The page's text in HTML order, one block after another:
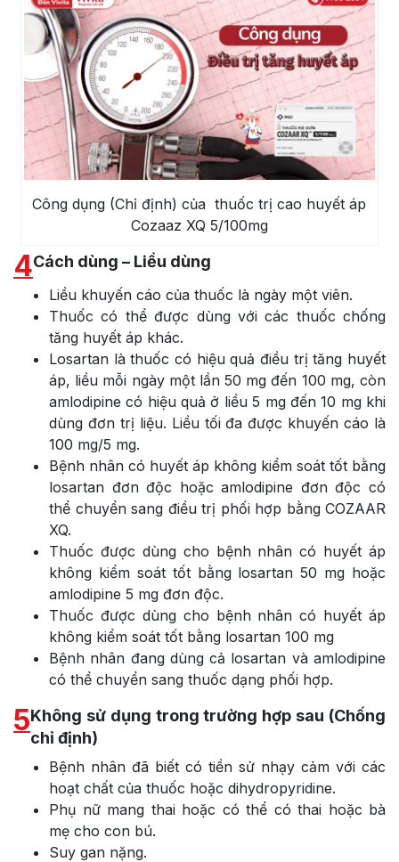
Công dụng (Chỉ định) của thuốc trị cao huyết áp
Cozaaz XQ 5/100mg
4Cách dùng – Liều dùng
Liều khuyến cáo của thuốc là ngày một viên.
Thuốc có thể được dùng với các thuốc chống
tăng huyết áp khác.
Losartan là thuốc có hiệu quả điều trị tăng huyết
áp, liều mỗi ngày một lần 50 mg đến 100 mg, còn
amlodipine có hiệu quả ở liều 5 mg đến 10 mg khi
dùng đơn trị liệu. Liều tối đa được khuyến cáo là
100 mg/5 mg.
Bệnh nhân có huyết áp không kiểm soát tốt bằng
losartan đơn độc hoặc amlodipine đơn độc có
thể chuyển sang điều trị phối hợp bằng COZAAR
XQ.
Thuốc được dùng cho bệnh nhân có huyết áp
không kiểm soát tốt bằng losartan 50 mg hoặc
amlodipine 5 mg đơn độc.
Thuốc được dùng cho bệnh nhân có huyết áp
không kiểm soát tốt bằng losartan 100 mg
Bệnh nhân đang dùng cả losartan và amlodipine
có thể chuyển sang thuốc dạng phối hợp.
5Không sử dụng trong trường hợp sau (Chống
chỉ định)
Bệnh nhân đã biết có tiền sử nhạy cảm với các
hoạt chất của thuốc hoặc dihydropyridine.
Phụ nữ mang thai hoặc có thể có thai hoặc bà
mẹ cho con bú.
Suy gan nặng.